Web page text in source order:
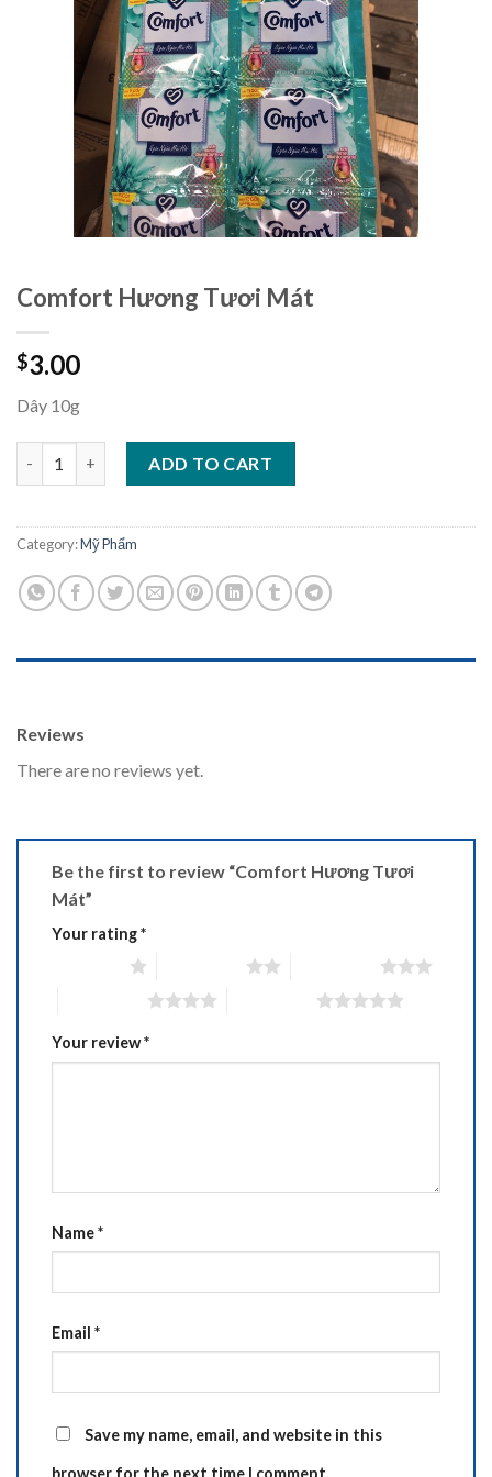
Comfort Hương Tươi Mát
$3.00
Dây 10g
ADD TO CART
Category:Mỹ Phẩm
Reviews
There are no reviews yet.
Be the first to review “Comfort Hương Tươi
Mát”
Your rating*
Your review*
Name*
Email *
Save my name, email, and website in this
browser for the next time I comment.